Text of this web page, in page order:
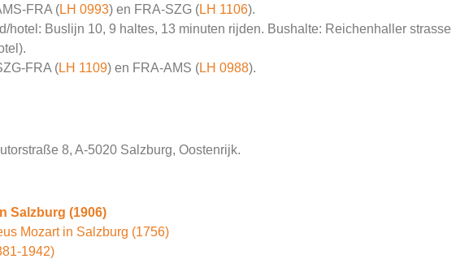
FRA (LH 0993) en FRA-SZG (LH 1106).
hotel: Buslijn 10, 9 haltes, 13 minuten rijden. Bushalte: Reichenhaller strasse
FRA (LH 1109) en FRA-AMS (LH 0988).
8, A-5020 Salzburg, Oostenrijk.
Salzburg (1906)
Mozart in Salzburg (1756)
1942)